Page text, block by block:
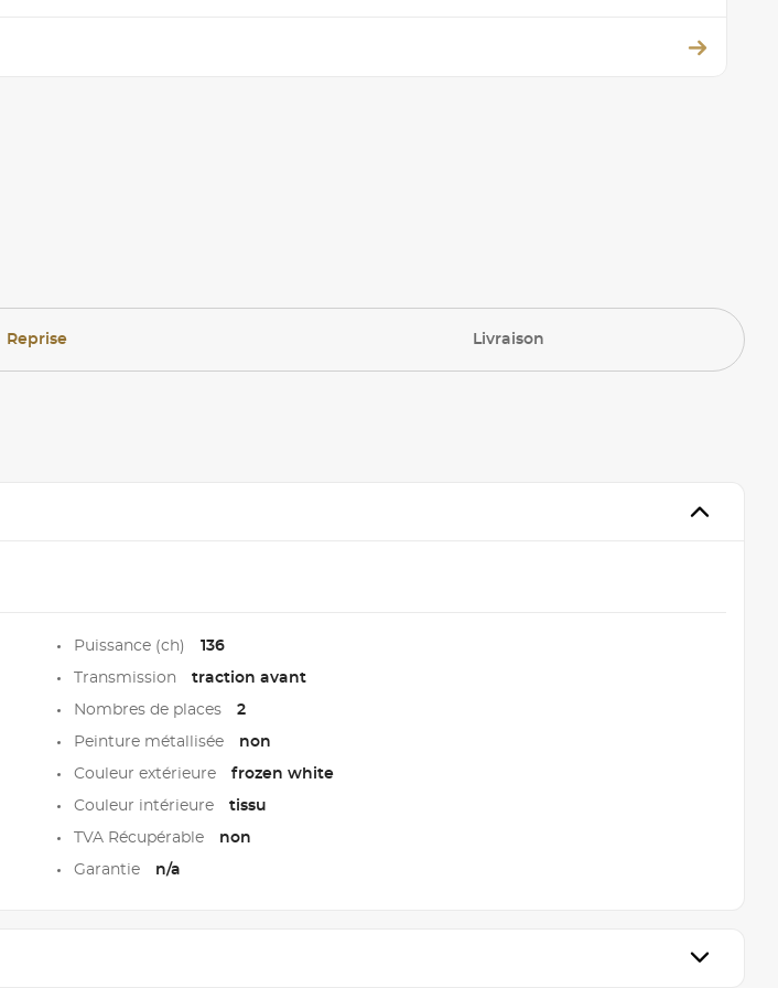
Reprise Livraison
Puissance (ch) 136
Transmission traction avant
Nombres de places 2
Peinture métallisée non
Couleur extérieure frozen white
Couleur intérieure tissu
TVA Récupérable non
Garantie n/a